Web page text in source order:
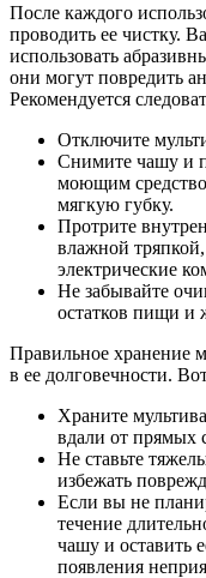
После каждого
проводить ее чистку.
использовать
они могут повредить
Рекомендуется
Отключите
Снимите чашу и
моющим
мягкую губку.
Протрите
влажной
электрические
Не забывайте
остатков пищи и
Правильное хранение
в ее долговечности.
Храните
вдали от прямых
Не ставьте
избежать
Если вы не
течение
чашу и оставить
появления